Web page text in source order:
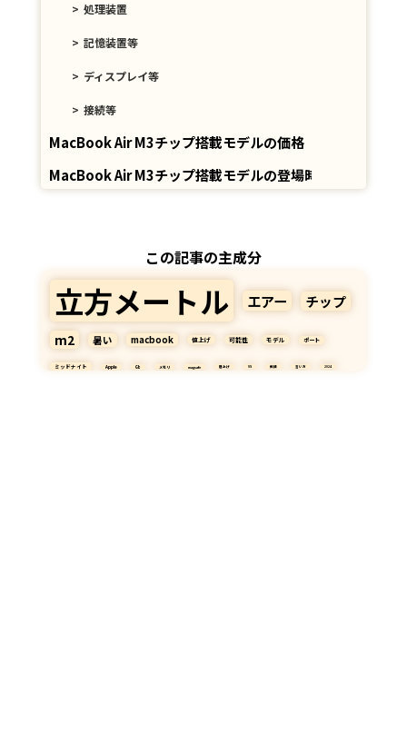
処理装置
記憶装置等
ディスプレイ等
接続等
MacBook Air M3チップ搭載モデルの価格
MacBook Air M3チップ搭載モデルの登場時期
この記事の主成分
立方メートル エアー チップ
m2 暑い macbook 値上げ 可能性 モデル ポート
ミッドナイト Apple Gb メモリ magsafe 底上げ VS 微細 言い方 2024